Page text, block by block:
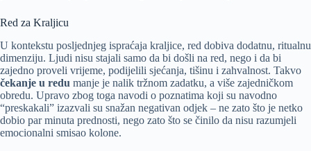
Red za Kraljicu
U kontekstu posljednjeg ispraćaja kraljice, red dobiva dodatnu, ritualnu
dimenziju. Ljudi nisu stajali samo da bi došli na red, nego i da bi
zajedno proveli vrijeme, podijelili sjećanja, tišinu i zahvalnost. Takvo
čekanje u redu manje je nalik tržnom zadatku, a više zajedničkom
obredu. Upravo zbog toga navodi o poznatima koji su navodno
“preskakali” izazvali su snažan negativan odjek – ne zato što je netko
dobio par minuta prednosti, nego zato što se činilo da nisu razumjeli
emocionalni smisao kolone.